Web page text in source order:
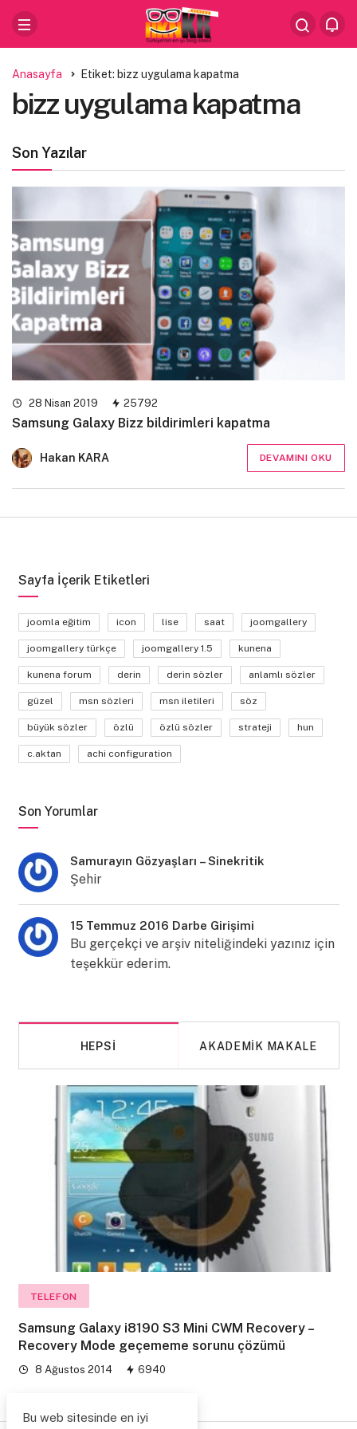
Anasayfa Etiket: bizz uygulama kapatma
bizz uygulama kapatma
Son Yazılar
28 Nisan 2019 25792
Samsung Galaxy Bizz bildirimleri kapatma
Hakan KARA DEVAMINI OKU
Sayfa İçerik Etiketleri
joomla eğitim icon lise saat joomgallery
joomgallery türkçe joomgallery 1.5 kunena
kunena forum derin derin sözler anlamlı sözler
güzel msn sözleri msn iletileri söz
büyük sözler özlü özlü sözler strateji hun
c.aktan achi configuration
Son Yorumlar
Samurayın Gözyaşları – Sinekritik
Şehir
15 Temmuz 2016 Darbe Girişimi
Bu gerçekçi ve arşiv niteliğindeki yazınız için
teşekkür ederim.
HEPSI AKADEMIK MAKALE
TELEFON
Samsung Galaxy i8190 S3 Mini CWM Recovery –
Recovery Mode geçememe sorunu çözümü
8 Ağustos 2014 6940
Bu web sitesinde en iyi